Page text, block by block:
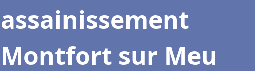
assainissement
Montfort sur Meu